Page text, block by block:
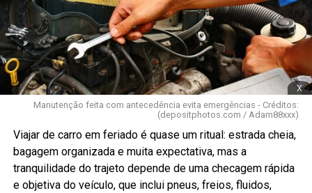
x
Manutenção feita com antecedência evita emergências - Créditos:
(depositphotos.com / Adam88xxx)
Viajar de carro em feriado é quase um ritual: estrada cheia,
bagagem organizada e muita expectativa, mas a
tranquilidade do trajeto depende de uma checagem rápida
e objetiva do veículo, que inclui pneus, freios, fluidos,